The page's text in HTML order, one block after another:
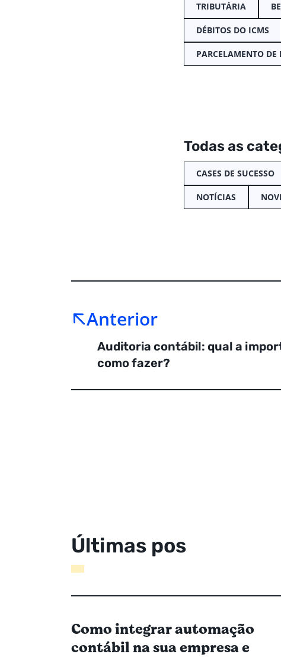
TRIBUTÁRIA
DÉBITOS DO ICMS
PARCELAMENTO DE
Todas as
CASES DE SUCESSO
NOTÍCIAS
Anterior
Auditoria contábil: qual a
como fazer?
Últimas post
Como integrar automação
contábil na sua empresa e